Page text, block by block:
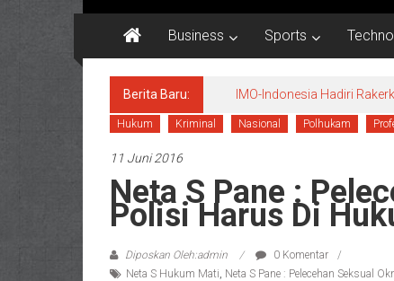
Tuntas.
Business Sports
Berita Baru: IMO-Indonesia Hadiri
Hukum Kriminal Nasional Polhukam
11 Juni 2016
Neta S Pane :
Polisi Harus Di
Diposkan Oleh:admin
0 Komentar
Neta S Hukum Mati, Neta S Pane : Pelecehan Seksual